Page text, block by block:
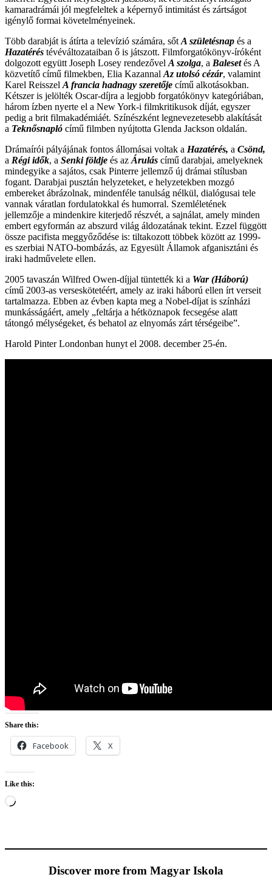
kamaradrámái jól megfeleltek a képernyő intimitást és zártságot
igénylő formai követelményeinek.
Több darabját is átírta a televízió számára, sőt A születésnap és a
Hazatérés tévéváltozataiban ő is játszott. Filmforgatókönyv-íróként
dolgozott együtt Joseph Losey rendezővel A szolga, a Balesetés A
közvetítő című filmekben, Elia Kazannal Az utolsó cézár, valamint
Karel Reisszel A francia hadnagy szeretője című alkotásokban.
Kétszer is jelölték Oscar-díjra a legjobb forgatókönyv kategóriában,
három ízben nyerte el a New York-i filmkritikusok díját, egyszer
pedig a brit filmakadémiáét. Színészként legnevezetesebb alakítását
a Teknősnapló című filmben nyújtotta Glenda Jackson oldalán.
Drámaírói pályájának fontos állomásai voltak a Hazatérés, a Csönd,
a Régi idők, a Senki földje és az Árulás című darabjai, amelyeknek
mindegyike a sajátos, csak Pinterre jellemző új drámai stílusban
fogant. Darabjai pusztán helyzeteket, e helyzetekben mozgó
embereket ábrázolnak, mindenféle tanulság nélkül, dialógusai tele
vannak váratlan fordulatokkal és humorral. Szemléletének
jellemzője a mindenkire kiterjedő részvét, a sajnálat, amely minden
embert egyformán az abszurd világ áldozatának tekint. Ezzel függött
össze pacifista meggyőződése is: tiltakozott többek között az 1999-
es szerbiai NATO-bombázás, az Egyesült Államok afganisztáni és
iraki hadművelete ellen.
2005 tavaszán Wilfred Owen-díjjal tüntették ki a War (Háború)
című 2003-as verseskötetéért, amely az iraki háború ellen írt verseit
tartalmazza. Ebben az évben kapta meg a Nobel-díjat is színházi
munkásságáért, amely „feltárja a hétköznapok fecsegése alatt
tátongó mélységeket, és behatol az elnyomás zárt térségeibe”.
Harold Pinter Londonban hunyt el 2008. december 25-én.
Share this:
Facebook X
Like this:
Loading…
Discover more from Magyar Iskola